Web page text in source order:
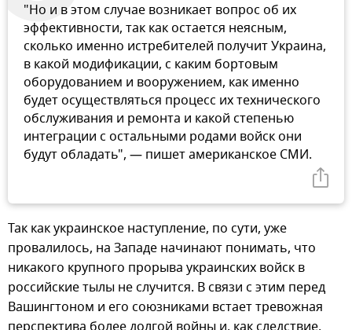
"Но и в этом случае возникает вопрос об их
эффективности, так как остается неясным,
сколько именно истребителей получит Украина,
в какой модификации, с каким бортовым
оборудованием и вооружением, как именно
будет осуществляться процесс их технического
обслуживания и ремонта и какой степенью
интеграции с остальными родами войск они
будут обладать", — пишет американское СМИ.
Так как украинское наступление, по сути, уже
провалилось, на Западе начинают понимать, что
никакого крупного прорыва украинских войск в
российские тылы не случится. В связи с этим перед
Вашингтоном и его союзниками встает тревожная